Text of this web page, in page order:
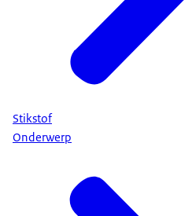
Stikstof
Onderwerp